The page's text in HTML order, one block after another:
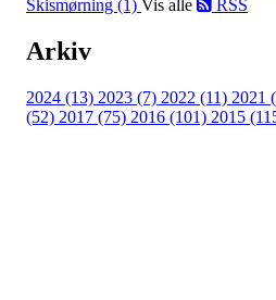
Skismørning (1) Vis alle RSS
Arkiv
2024 (13) 2023 (7) 2022 (11) 2021
(52) 2017 (75) 2016 (101) 2015